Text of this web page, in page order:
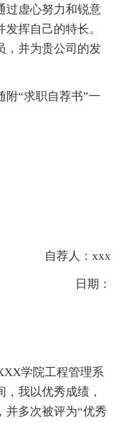
过虚心努力和锐意
挥自己的特长。
，并为贵公司的发
附“求职自荐书”一
自荐人：xxx
日期：
学院工程管理系
我以优秀成绩，
并多次被评为“优秀